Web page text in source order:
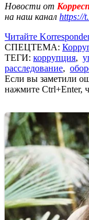
Новости от
на наш канал https://
Читайте
СПЕЦТЕМА:
ТЕГИ: коррупция,
расследование,
Если вы заметили
нажмите Ctrl+Enter,